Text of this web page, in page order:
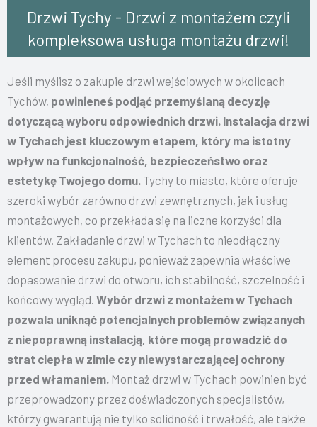
Drzwi Tychy - Drzwi z montażem czyli
kompleksowa usługa montażu drzwi!
Jeśli myślisz o zakupie drzwi wejściowych w okolicach
Tychów, powinieneś podjąć przemyślaną decyzję
dotyczącą wyboru odpowiednich drzwi. Instalacja drzwi
w Tychach jest kluczowym etapem, który ma istotny
wpływ na funkcjonalność, bezpieczeństwo oraz
estetykę Twojego domu. Tychy to miasto, które oferuje
szeroki wybór zarówno drzwi zewnętrznych, jak i usług
montażowych, co przekłada się na liczne korzyści dla
klientów. Zakładanie drzwi w Tychach to nieodłączny
element procesu zakupu, ponieważ zapewnia właściwe
dopasowanie drzwi do otworu, ich stabilność, szczelność i
końcowy wygląd. Wybór drzwi z montażem w Tychach
pozwala uniknąć potencjalnych problemów związanych
z niepoprawną instalacją, które mogą prowadzić do
strat ciepła w zimie czy niewystarczającej ochrony
przed włamaniem. Montaż drzwi w Tychach powinien być
przeprowadzony przez doświadczonych specjalistów,
którzy gwarantują nie tylko solidność i trwałość, ale także